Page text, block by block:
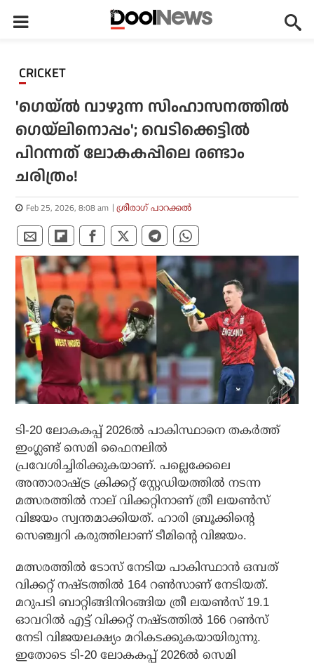
CRICKET
'ഗെയ്ല്‍ വാഴുന്ന സിംഹാസനത്തില്‍
ഗെയ്‌ലിനൊപ്പം'; വെടിക്കെട്ടില്‍
പിറന്നത് ലോകകപ്പിലെ രണ്ടാം
ചരിത്രം!
Feb 25, 2026, 8:08 am ശ്രീരാഗ് പാറക്കല്‍
ടി-20 ലോകകപ്പ് 2026ല്‍ പാകിസ്ഥാനെ തകര്‍ത്ത്
ഇംഗ്ലണ്ട് സെമി ഫൈനലില്‍
പ്രവേശിച്ചിരിക്കുകയാണ്. പല്ലെക്കേലെ
അന്താരാഷ്ട്ര ക്രിക്കറ്റ് സ്റ്റേഡിയത്തില്‍ നടന്ന
മത്സരത്തില്‍ നാല് വിക്കറ്റിനാണ് ത്രീ ലയണ്‍സ്
വിജയം സ്വന്തമാക്കിയത്. ഹാരി ബ്രൂക്കിന്റെ
സെഞ്ച്വറി കരുത്തിലാണ് ടീമിന്റെ വിജയം.
മത്സരത്തില്‍ ടോസ് നേടിയ പാകിസ്ഥാന്‍ ഒമ്പത്
വിക്കറ്റ് നഷ്ടത്തില്‍ 164 റണ്‍സാണ് നേടിയത്.
മറുപടി ബാറ്റിങ്ങിനിറങ്ങിയ ത്രീ ലയണ്‍സ് 19.1
ഓവറില്‍ എട്ട് വിക്കറ്റ് നഷ്ടത്തില്‍ 166 റണ്‍സ്
നേടി വിജയലക്ഷ്യം മറികടക്കുകയായിരുന്നു.
ഇതോടെ ടി-20 ലോകകപ്പ് 2026ല്‍ സെമി